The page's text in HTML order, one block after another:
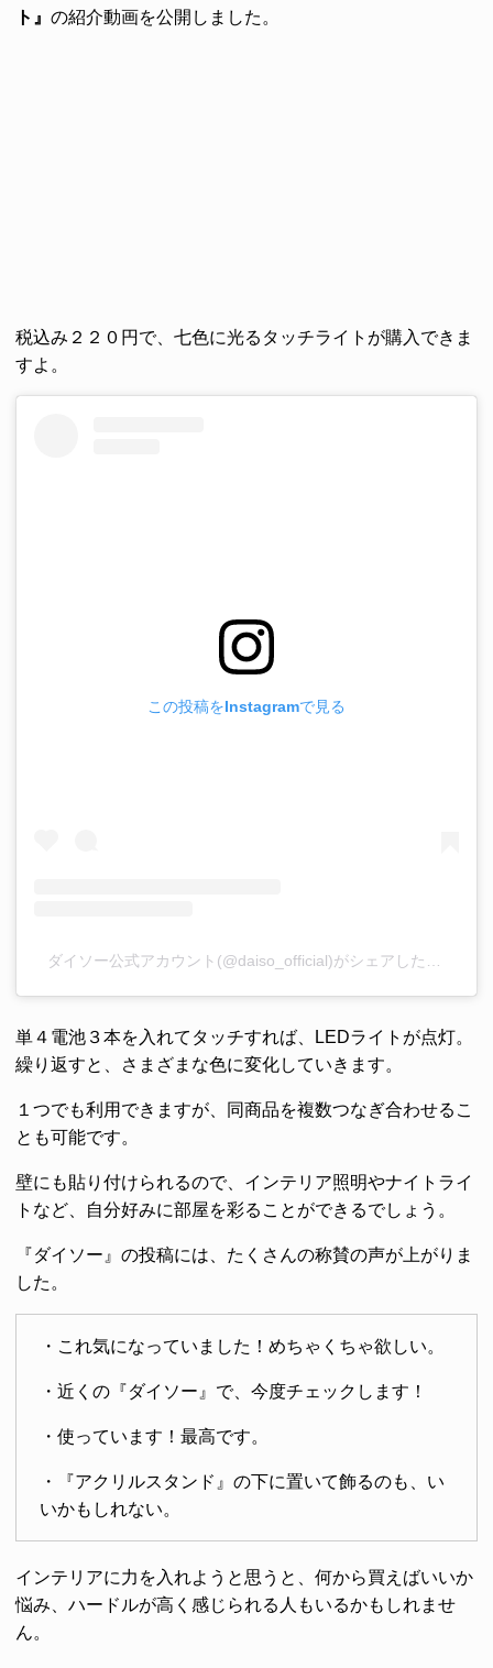
ト』 の紹介動画を公開しました。
税込み２２０円で、七色に光るタッチライトが購入できま
すよ。
この投稿をInstagramで見る
単４電池３本を入れてタッチすれば、LEDライトが点灯。
繰り返すと、さまざまな色に変化していきます。
１つでも利用できますが、同商品を複数つなぎ合わせるこ
とも可能です。
壁にも貼り付けられるので、インテリア照明やナイトライ
トなど、自分好みに部屋を彩ることができるでしょう。
『ダイソー』の投稿には、たくさんの称賛の声が上がりま
した。
・これ気になっていました！めちゃくちゃ欲しい。
・近くの『ダイソー』で、今度チェックします！
・使っています！最高です。
・『アクリルスタンド』の下に置いて飾るのも、い
いかもしれない。
インテリアに力を入れようと思うと、何から買えばいいか
悩み、ハードルが高く感じられる人もいるかもしれませ
ん。